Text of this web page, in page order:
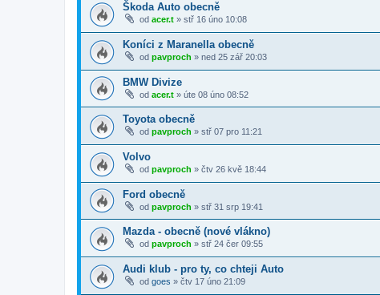
Škoda Auto obecně
od acer.t » stř 16 úno 10:08
Koníci z Maranella obecně
od pavproch » ned 25 zář 20:03
BMW Divize
od acer.t » úte 08 úno 08:52
Toyota obecně
od pavproch » stř 07 pro 11:21
Volvo
od pavproch » čtv 26 kvě 18:44
Ford obecně
od pavproch » stř 31 srp 19:41
Mazda - obecně (nové vlákno)
od pavproch » stř 24 čer 09:55
Audi klub - pro ty, co chteji Auto
od goes » čtv 17 úno 21:09